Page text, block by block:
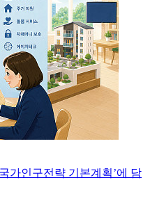
가인구전략 기본계획’에 담